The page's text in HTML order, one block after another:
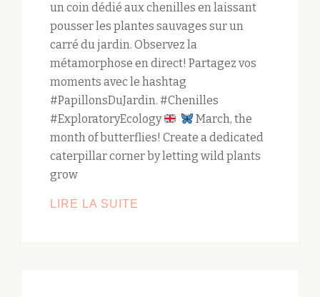
un coin dédié aux chenilles en laissant
pousser les plantes sauvages sur un
carré du jardin. Observez la
métamorphose en direct! Partagez vos
moments avec le hashtag
#PapillonsDuJardin. #Chenilles
#ExploratoryEcology
March, the
month of butterflies! Create a dedicated
caterpillar corner by letting wild plants
grow
LIRE LA SUITE